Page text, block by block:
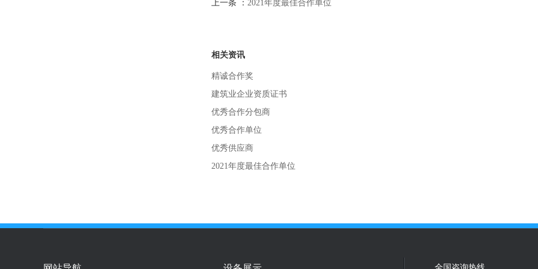
上一条 ： 2021年度最佳合作单位
相关资讯
精诚合作奖
建筑业企业资质证书
优秀合作分包商
优秀合作单位
优秀供应商
2021年度最佳合作单位